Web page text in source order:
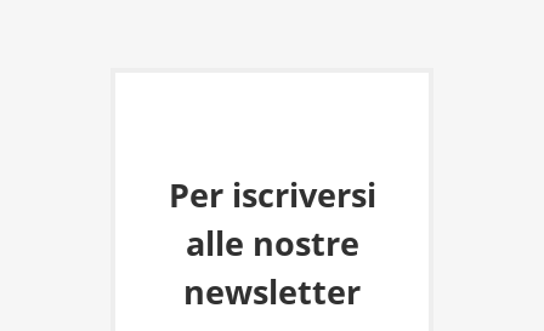
Per iscriversi
alle nostre
newsletter